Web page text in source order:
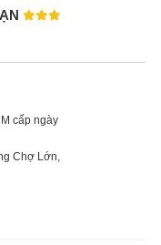
cấp ngày
Chợ Lớn,